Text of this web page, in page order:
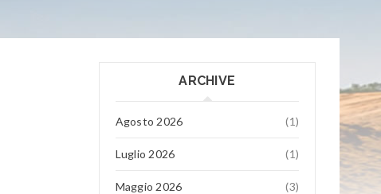
ARCHIVE
Agosto 2026 (1)
Luglio 2026 (1)
Maggio 2026 (3)